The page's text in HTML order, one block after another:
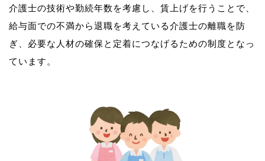
介護士の技術や勤続年数を考慮し、賃上げを行うことで、
給与面での不満から退職を考えている介護士の離職を防
ぎ、必要な人材の確保と定着につなげるための制度となっ
ています。